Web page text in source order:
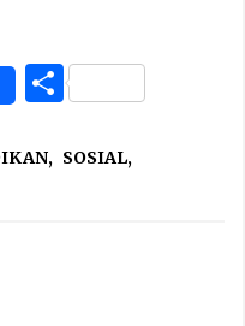
Share
, SOSIAL,